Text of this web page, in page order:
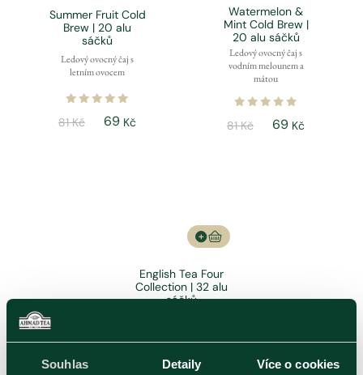
Souhlas Detaily Více o cookies
Summer Fruit Cold
Brew | 20 alu
sáčků
Ledový ovocný čaj s
letním ovocem
81 Kč 69 Kč
Watermelon &
Mint Cold Brew |
20 alu sáčků
Ledový ovocný čaj s
vodním melounem a
mátou
81 Kč 69 Kč
English Tea Four
Collection | 32 alu
sáčků